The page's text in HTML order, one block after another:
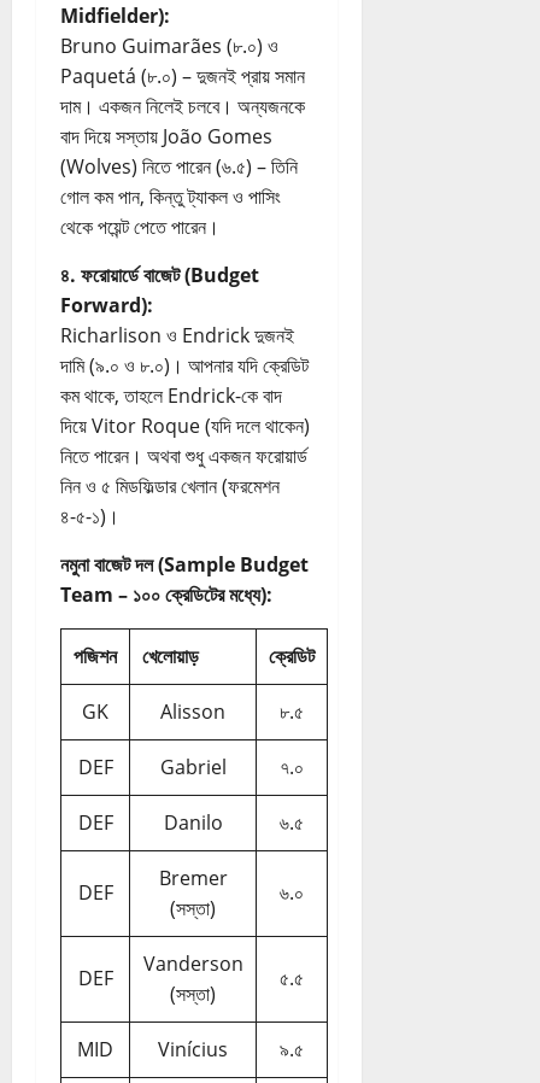
Midfielder):
Bruno Guimarães (৮.০) ও
Paquetá (৮.০) – দুজনই প্রায় সমান
দাম। একজন নিলেই চলবে। অন্যজনকে
বাদ দিয়ে সস্তায় João Gomes
(Wolves) নিতে পারেন (৬.৫) – তিনি
গোল কম পান, কিন্তু ট্যাকল ও পাসিং
থেকে পয়েন্ট পেতে পারেন।
৪. ফরোয়ার্ডে বাজেট (Budget
Forward):
Richarlison ও Endrick দুজনই
দামি (৯.০ ও ৮.০)। আপনার যদি ক্রেডিট
কম থাকে, তাহলে Endrick-কে বাদ
দিয়ে Vitor Roque (যদি দলে থাকেন)
নিতে পারেন। অথবা শুধু একজন ফরোয়ার্ড
নিন ও ৫ মিডফিল্ডার খেলান (ফরমেশন
৪-৫-১)।
নমুনা বাজেট দল (Sample Budget
Team – ১০০ ক্রেডিটের মধ্যে):
পজিশন খেলোয়াড় ক্রেডিট
GK Alisson ৮.৫
DEF Gabriel ৭.০
DEF Danilo ৬.৫
DEF
Bremer
(সস্তা)
৬.০
DEF
Vanderson
(সস্তা)
৫.৫
MID Vinícius ৯.৫